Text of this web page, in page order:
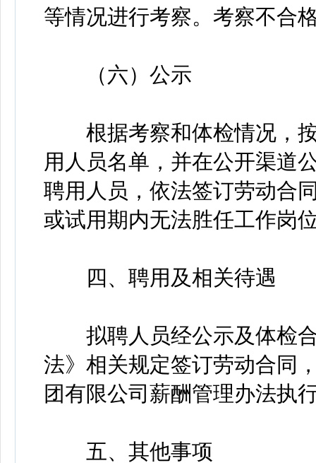
等情况进行考察。考察不合
（六）公示
根据考察和体检情况，按
用人员名单，并在公开渠道
聘用人员，依法签订劳动合
或试用期内无法胜任工作岗
四、聘用及相关待遇
拟聘人员经公示及体检合
法》相关规定签订劳动合同
团有限公司薪酬管理办法执
五、其他事项